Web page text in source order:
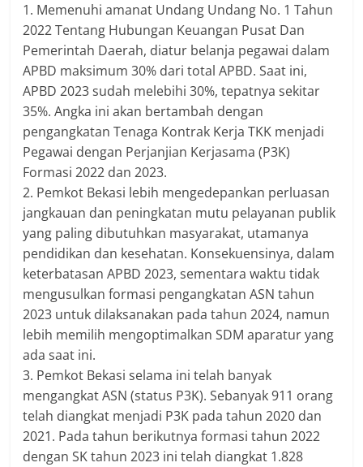
1. Memenuhi amanat Undang Undang No. 1 Tahun
2022 Tentang Hubungan Keuangan Pusat Dan
Pemerintah Daerah, diatur belanja pegawai dalam
APBD maksimum 30% dari total APBD. Saat ini,
APBD 2023 sudah melebihi 30%, tepatnya sekitar
35%. Angka ini akan bertambah dengan
pengangkatan Tenaga Kontrak Kerja TKK menjadi
Pegawai dengan Perjanjian Kerjasama (P3K)
Formasi 2022 dan 2023.
2. Pemkot Bekasi lebih mengedepankan perluasan
jangkauan dan peningkatan mutu pelayanan publik
yang paling dibutuhkan masyarakat, utamanya
pendidikan dan kesehatan. Konsekuensinya, dalam
keterbatasan APBD 2023, sementara waktu tidak
mengusulkan formasi pengangkatan ASN tahun
2023 untuk dilaksanakan pada tahun 2024, namun
lebih memilih mengoptimalkan SDM aparatur yang
ada saat ini.
3. Pemkot Bekasi selama ini telah banyak
mengangkat ASN (status P3K). Sebanyak 911 orang
telah diangkat menjadi P3K pada tahun 2020 dan
2021. Pada tahun berikutnya formasi tahun 2022
dengan SK tahun 2023 ini telah diangkat 1.828